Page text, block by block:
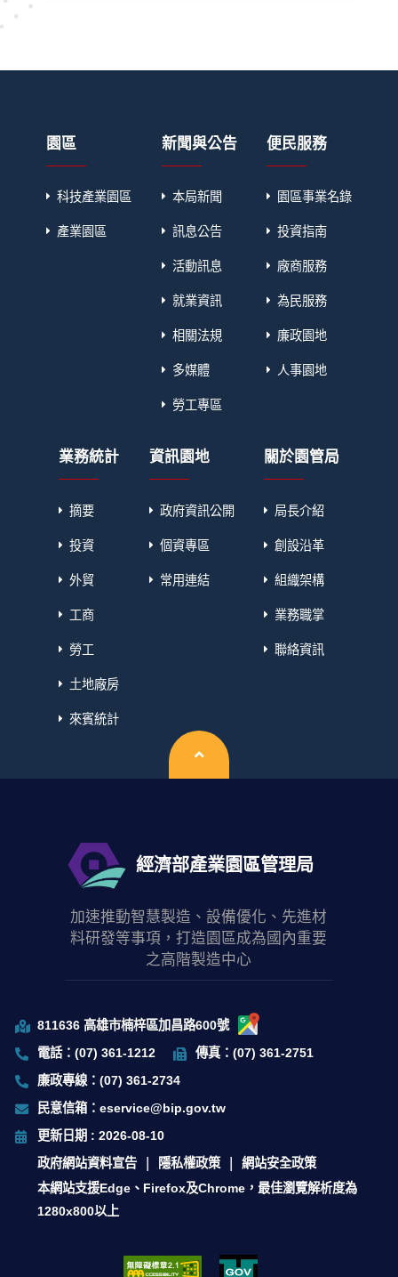
園區
科技產業園區
產業園區
新聞與公告
本局新聞
訊息公告
活動訊息
就業資訊
相關法規
多媒體
勞工專區
便民服務
園區事業名錄
投資指南
廠商服務
為民服務
廉政園地
人事園地
業務統計
摘要
投資
外貿
工商
勞工
土地廠房
來賓統計
資訊園地
政府資訊公開
個資專區
常用連結
關於園管局
局長介紹
創設沿革
組織架構
業務職掌
聯絡資訊
經濟部產業園區管理局
加速推動智慧製造、設備優化、先進材
料研發等事項，打造園區成為國內重要
之高階製造中心
811636 高雄市楠梓區加昌路600號
電話：(07) 361-1212
傳真：(07) 361-2751
廉政專線：(07) 361-2734
民意信箱：eservice@bip.gov.tw
更新日期 : 2026-08-10
政府網站資料宣告
隱私權政策
網站安全政策
本網站支援Edge、Firefox及Chrome，最佳瀏覽解析度為
1280x800以上